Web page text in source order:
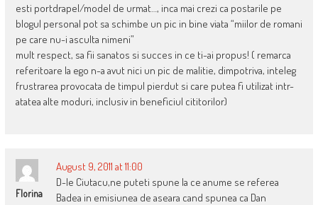
esti portdrapel/model de urmat…, inca mai crezi ca postarile pe
blogul personal pot sa schimbe un pic in bine viata “miilor de romani
pe care nu-i asculta nimeni”
mult respect, sa fii sanatos si succes in ce ti-ai propus! ( remarca
referitoare la ego n-a avut nici un pic de malitie, dimpotriva, inteleg
frustrarea provocata de timpul pierdut si care putea fi utilizat intr-
atatea alte moduri, inclusiv in beneficiul cititorilor)
Florina
August 9, 2011 at 11:00
D-le Ciutacu,ne puteti spune la ce anume se referea
Badea in emisiunea de aseara cand spunea ca Dan